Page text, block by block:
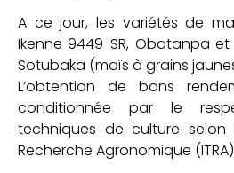
A ce jour, les variétés de
Ikenne 9449-SR, Obatanpa et
Sotubaka (maïs à grains
L’obtention de bons
conditionnée par le
techniques de culture selon
Recherche Agronomique